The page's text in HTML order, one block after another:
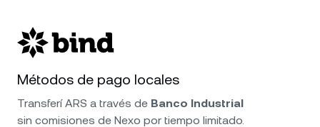
Métodos de pago locales
Transferí ARS a través de Banco Industrial
sin comisiones de Nexo por tiempo limitado.